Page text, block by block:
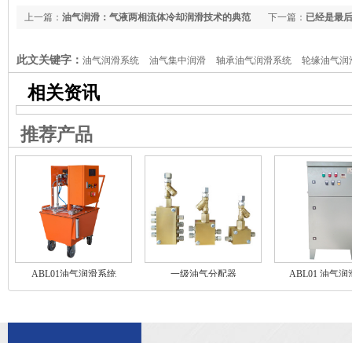
下一篇： 已经是最
上一篇： 油气润滑：气液两相流体冷却润滑技术的典范
此文关键字： 油气润滑系统 油气集中润滑 轴承油气润滑系统 轮缘油气润
滑系统
相关资讯
推荐产品
ABL01油气润滑系统 一级油气分配器 ABL01 油气润